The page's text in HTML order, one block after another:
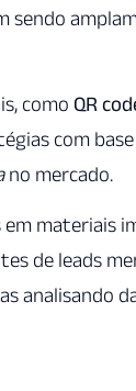
sendo
como QR
com
no mercado.
materiais
de leads
analisando